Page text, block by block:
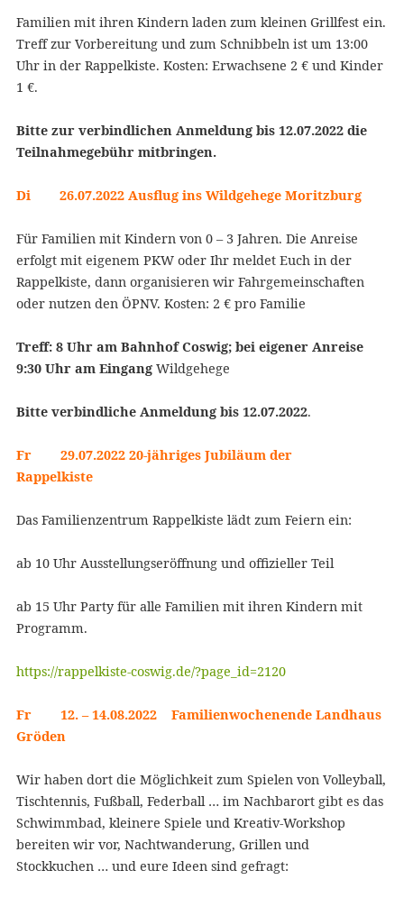
Familien mit ihren Kindern laden zum kleinen Grillfest ein.
Treff zur Vorbereitung und zum Schnibbeln ist um 13:00
Uhr in der Rappelkiste. Kosten: Erwachsene 2 € und Kinder
1 €.
Bitte zur verbindlichen Anmeldung bis 12.07.2022 die
Teilnahmegebühr mitbringen.
Di 26.07.2022 Ausflug ins Wildgehege Moritzburg
Für Familien mit Kindern von 0 – 3 Jahren. Die Anreise
erfolgt mit eigenem PKW oder Ihr meldet Euch in der
Rappelkiste, dann organisieren wir Fahrgemeinschaften
oder nutzen den ÖPNV. Kosten: 2 € pro Familie
Treff: 8 Uhr am Bahnhof Coswig; bei eigener Anreise
9:30 Uhr am EingangWildgehege
Bitte verbindliche Anmeldung bis 12.07.2022.
Fr 29.07.2022 20-jähriges Jubiläum der
Rappelkiste
Das Familienzentrum Rappelkiste lädt zum Feiern ein:
ab 10 Uhr Ausstellungseröffnung und offizieller Teil
ab 15 Uhr Party für alle Familien mit ihren Kindern mit
Programm.
https://rappelkiste-coswig.de/?page_id=2120
Fr 12. – 14.08.2022 Familienwochenende Landhaus
Gröden
Wir haben dort die Möglichkeit zum Spielen von Volleyball,
Tischtennis, Fußball, Federball … im Nachbarort gibt es das
Schwimmbad, kleinere Spiele und Kreativ-Workshop
bereiten wir vor, Nachtwanderung, Grillen und
Stockkuchen … und eure Ideen sind gefragt: